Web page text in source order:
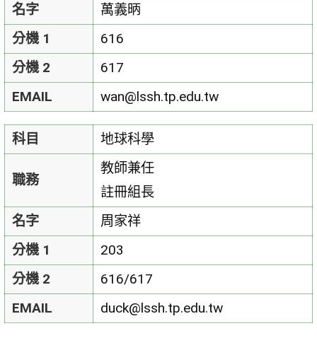
名字
萬義昞
分機 1
616
分機 2
617
EMAIL
wan@lssh.tp.edu.tw
科目 地球科學
職務
教師兼任
註冊組長
名字
周家祥
分機 1
203
分機 2
616/617
EMAIL
duck@lssh.tp.edu.tw